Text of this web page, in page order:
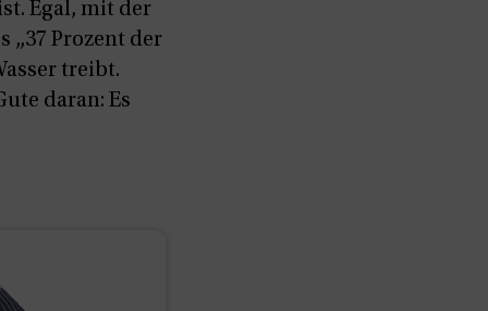
Egal, mit der
„37 Prozent der
treibt.
daran: Es